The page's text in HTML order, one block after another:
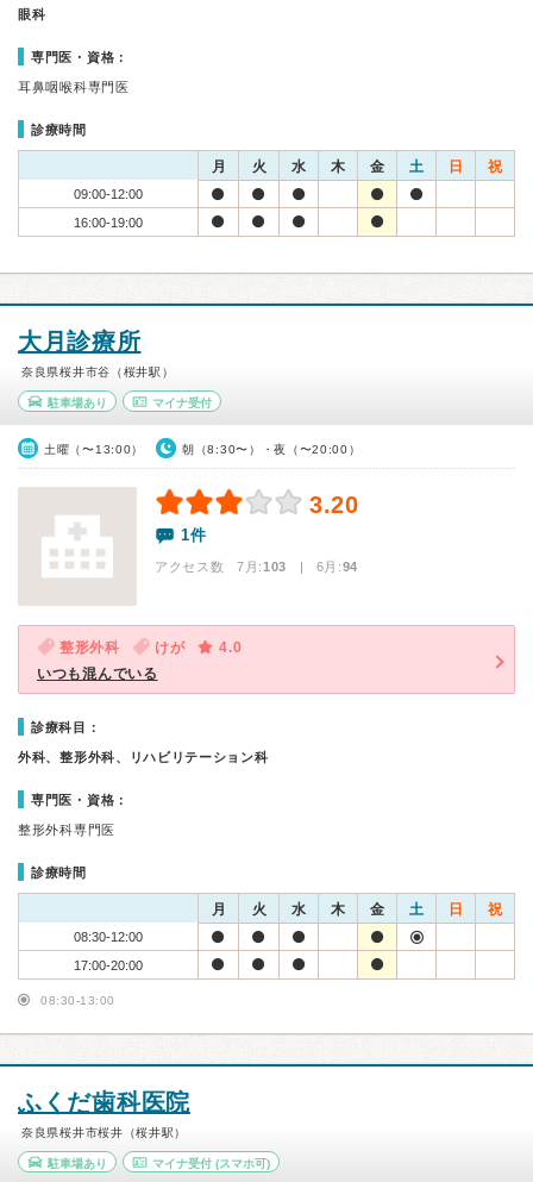
眼科
専門医・資格：
耳鼻咽喉科専門医
診療時間
月 火 水 木 金 土 日 祝
09:00-12:00
16:00-19:00
大月診療所
奈良県桜井市谷（桜井駅）
駐車場あり マイナ受付
土曜（〜13:00） 朝（8:30〜）・夜（〜20:00）
3.20
1件
アクセス数 7月:103 | 6月:94
整形外科 けが
4.0
いつも混んでいる
診療科目：
外科、整形外科、リハビリテーション科
専門医・資格：
整形外科専門医
診療時間
月 火 水 木 金 土 日 祝
08:30-12:00
17:00-20:00
08:30-13:00
ふくだ歯科医院
奈良県桜井市桜井（桜井駅）
駐車場あり マイナ受付(スマホ可)